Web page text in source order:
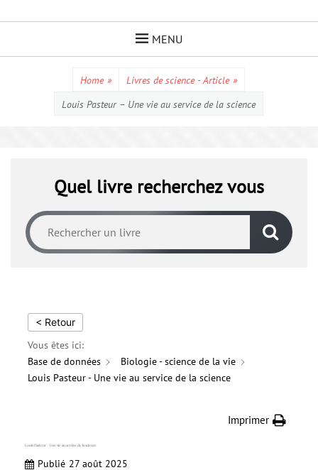
MENU
Home » Livres de science - Article »
Louis Pasteur – Une vie au service de la science
Quel livre recherchez vous
< Retour
Vous êtes ici:
Base de données
Biologie - science de la vie
Louis Pasteur - Une vie au service de la science
Imprimer
Louis Pasteur – Une vie au service de la science
Publié 27 août 2025